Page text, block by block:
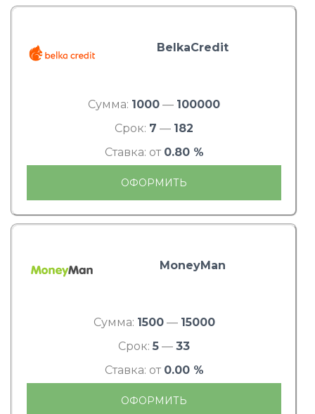
BelkaCredit
Сумма: 1000 — 100000
Срок: 7 — 182
Ставка: от 0.80 %
ОФОРМИТЬ
MoneyMan
Сумма: 1500— 15000
Срок: 5 — 33
Ставка: от 0.00 %
ОФОРМИТЬ